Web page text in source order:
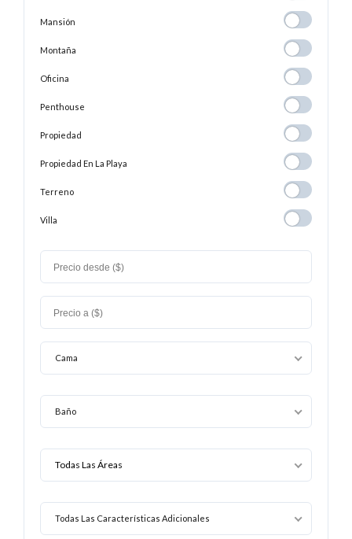
Mansión
Montaña Montaña
Oficina
Penthouse Penthouse
Propiedad Propiedad
Propiedad En La Playa
Propiedad En
La
Playa
Terreno
Villa
Cama
Baño
Todas Las Características Adicionales